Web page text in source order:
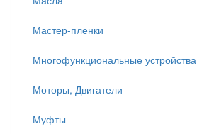
Мастер-пленки
Многофункциональные устройства
Моторы, Двигатели
Муфты